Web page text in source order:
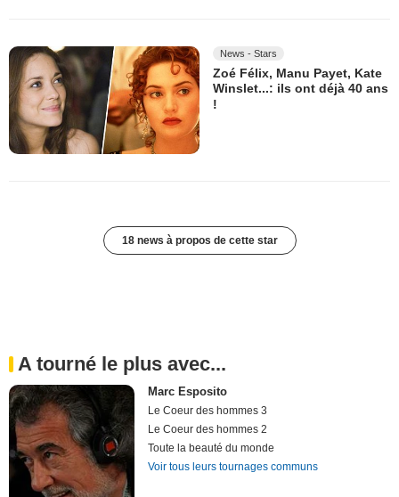
News - Stars
Zoé Félix, Manu Payet, Kate
Winslet...: ils ont déjà 40 ans
!
18 news à propos de cette star
A tourné le plus avec...
Marc Esposito
Le Coeur des hommes 3
Le Coeur des hommes 2
Toute la beauté du monde
Voir tous leurs tournages communs